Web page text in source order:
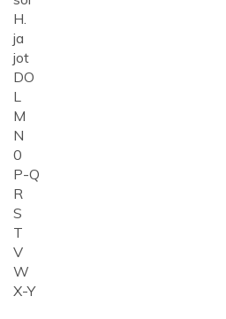
H.
ja
jot
DO
L
M
N
0
P-Q
R
S
T
V
W
X-Y